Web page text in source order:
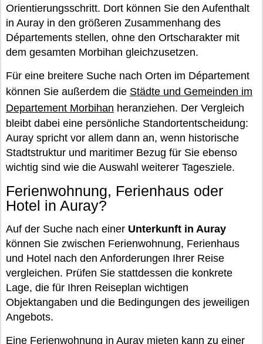
Orientierungsschritt. Dort können Sie den Aufenthalt
in Auray in den größeren Zusammenhang des
Départements stellen, ohne den Ortscharakter mit
dem gesamten Morbihan gleichzusetzen.
Für eine breitere Suche nach Orten im Département
können Sie außerdem die Städte und Gemeinden im
Departement Morbihan heranziehen. Der Vergleich
bleibt dabei eine persönliche Standortentscheidung:
Auray spricht vor allem dann an, wenn historische
Stadtstruktur und maritimer Bezug für Sie ebenso
wichtig sind wie die Auswahl weiterer Tagesziele.
Ferienwohnung, Ferienhaus oder
Hotel in Auray?
Auf der Suche nach einer Unterkunft in Auray
können Sie zwischen Ferienwohnung, Ferienhaus
und Hotel nach den Anforderungen Ihrer Reise
vergleichen. Prüfen Sie stattdessen die konkrete
Lage, die für Ihren Reiseplan wichtigen
Objektangaben und die Bedingungen des jeweiligen
Angebots.
Eine Ferienwohnung in Auray mieten kann zu einer